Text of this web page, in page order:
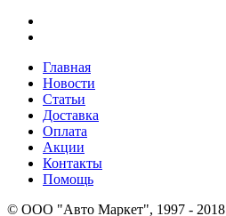
Главная
Новости
Статьи
Доставка
Оплата
Акции
Контакты
Помощь
© OOO "Авто Маркет", 1997 - 2018